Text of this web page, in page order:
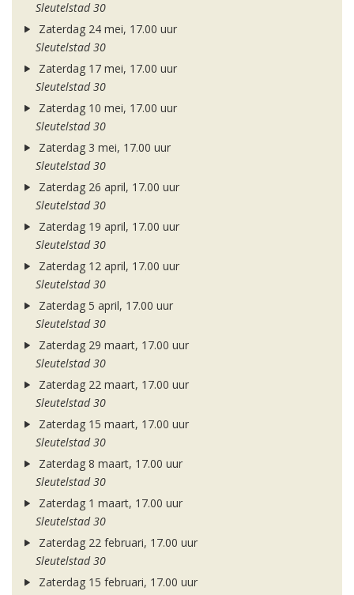
Sleutelstad 30
Zaterdag 24 mei, 17.00 uur
Sleutelstad 30
Zaterdag 17 mei, 17.00 uur
Sleutelstad 30
Zaterdag 10 mei, 17.00 uur
Sleutelstad 30
Zaterdag 3 mei, 17.00 uur
Sleutelstad 30
Zaterdag 26 april, 17.00 uur
Sleutelstad 30
Zaterdag 19 april, 17.00 uur
Sleutelstad 30
Zaterdag 12 april, 17.00 uur
Sleutelstad 30
Zaterdag 5 april, 17.00 uur
Sleutelstad 30
Zaterdag 29 maart, 17.00 uur
Sleutelstad 30
Zaterdag 22 maart, 17.00 uur
Sleutelstad 30
Zaterdag 15 maart, 17.00 uur
Sleutelstad 30
Zaterdag 8 maart, 17.00 uur
Sleutelstad 30
Zaterdag 1 maart, 17.00 uur
Sleutelstad 30
Zaterdag 22 februari, 17.00 uur
Sleutelstad 30
Zaterdag 15 februari, 17.00 uur